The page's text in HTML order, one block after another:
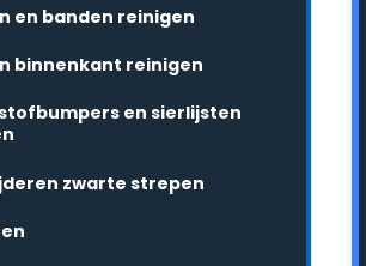
en banden reinigen
binnenkant reinigen
en sierlijsten
zwarte strepen